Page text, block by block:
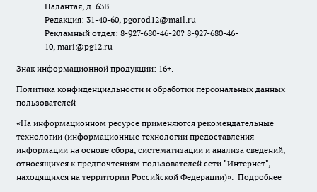
Палантая, д. 63В
Редакция: 31-40-60, pgorod12@mail.ru
Рекламный отдел: 8-927-680-46-20? 8-927-680-46-
10, mari@pg12.ru
Знак информационной продукции: 16+.
Политика конфиденциальности и обработки персональных данных
пользователей
«На информационном ресурсе применяются рекомендательные
технологии (информационные технологии предоставления
информации на основе сбора, систематизации и анализа сведений,
относящихся к предпочтениям пользователей сети "Интернет",
находящихся на территории Российской Федерации)». Подробнее